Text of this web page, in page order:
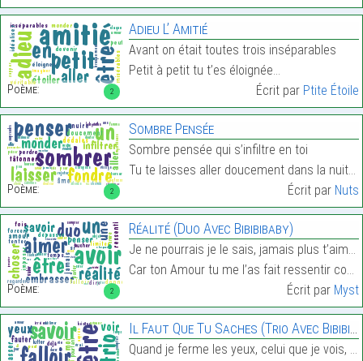
2
Poème:
Adieu L’ Amitié
Avant on était toutes trois inséparables
Petit à petit tu t’es éloignée…
Écrit par Ptite Étoile
2
Poème:
Sombre Pensée
Sombre pensée qui s’infiltre en toi
Tu te laisses aller doucement dans la nuit…
Écrit par Nuts
2
Poème:
Réalité (Duo Avec Bibibibaby)
Je ne pourrais je le sais, jamais plus t’aimer
Car ton Amour tu me l’as fait ressentir comme dépa…
Écrit par Myst
Il Faut Que Tu Saches (Trio Avec Bibibibaby & Lis
Quand je ferme les yeux, celui que je vois, c’est